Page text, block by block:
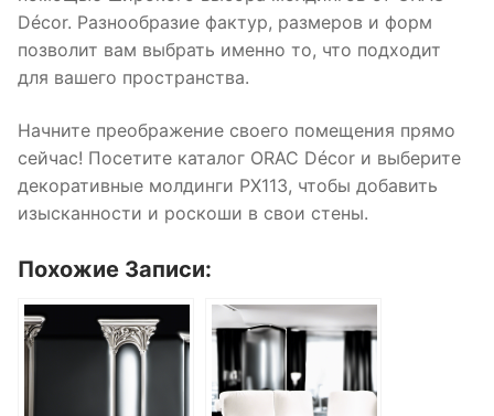
Décor. Разнообразие фактур, размеров и форм
позволит вам выбрать именно то, что подходит
для вашего пространства.
Начните преображение своего помещения прямо
сейчас! Посетите каталог ORAC Décor и выберите
декоративные молдинги PX113, чтобы добавить
изысканности и роскоши в свои стены.
Похожие Записи: